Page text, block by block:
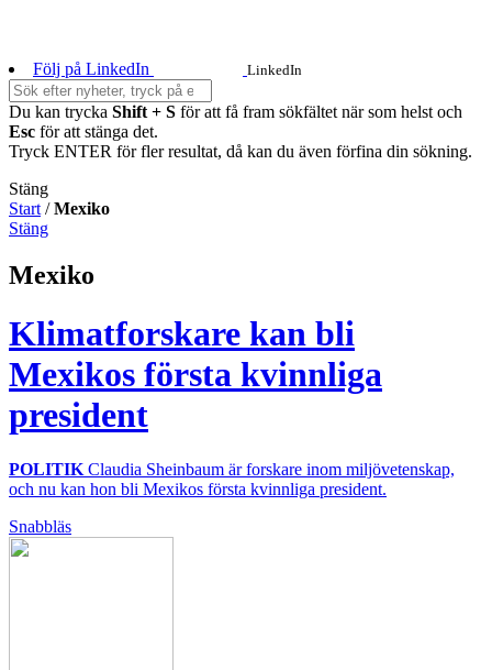
Följ på LinkedIn LinkedIn
Du kan trycka Shift + S för att få fram sökfältet när som helst och
Esc för att stänga det.
Tryck ENTER för fler resultat, då kan du även förfina din sökning.
Stäng
Start /Mexiko
Stäng
Mexiko
Klimatforskare kan bli
Mexikos första kvinnliga
president
POLITIK Claudia Sheinbaum är forskare inom miljövetenskap,
och nu kan hon bli Mexikos första kvinnliga president.
Snabbläs